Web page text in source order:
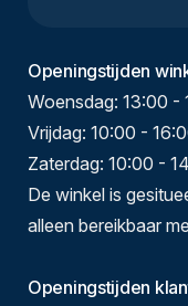
Openingstijden
Woensdag: 13:00 -
Vrijdag: 10:00 -
Zaterdag: 10:00 -
De winkel is
alleen bereikbaar
Openingstijden